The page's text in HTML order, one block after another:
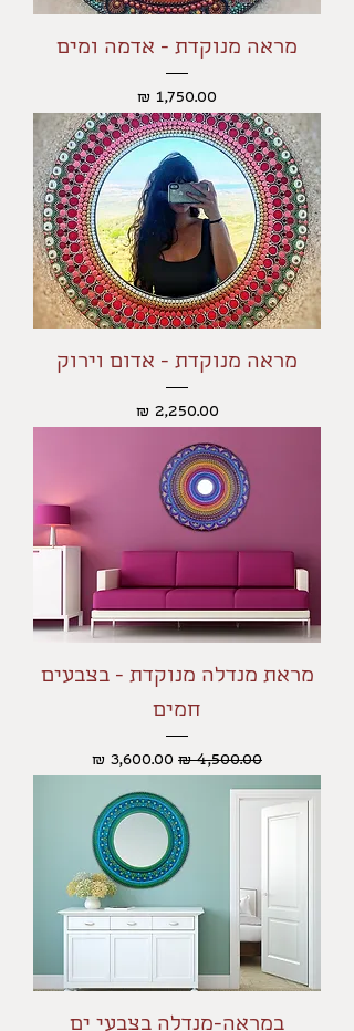
מראה מנוקדת - אדמה ומים
מחיר
מראה מנוקדת - אדום וירוק
מחיר
מראת מנדלה מנוקדת - בצבעים
חמים
מחיר רגיל מחיר מבצע
במראה-מנדלה בצבעי ים